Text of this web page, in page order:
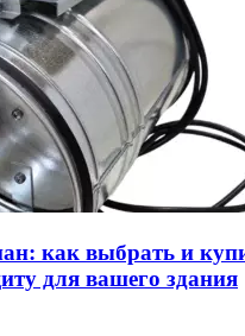
как выбрать и
для вашего здания